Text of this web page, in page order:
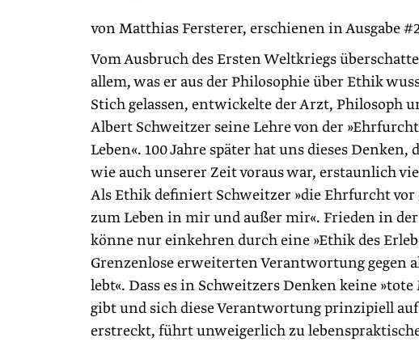
von Matthias Fersterer, erschienen in Ausgabe
Vom Ausbruch des Ersten Weltkriegs
allem, was er aus der Philosophie über Ethik
Stich gelassen, entwickelte der Arzt, Philosoph
Albert Schweitzer seine Lehre von der
Leben«. 100 Jahre später hat uns dieses Denken,
wie auch unserer Zeit voraus war, erstaunlich
Als Ethik definiert Schweitzer »die Ehrfurcht
zum Leben in mir und außer mir«. Frieden in
könne nur einkehren durch eine »Ethik des
Grenzenlose erweiterten Verantwortung gegen
lebt«. Dass es in Schweitzers Denken keine »tote
gibt und sich diese Verantwortung prinzipiell auf
erstreckt, führt unweigerlich zu